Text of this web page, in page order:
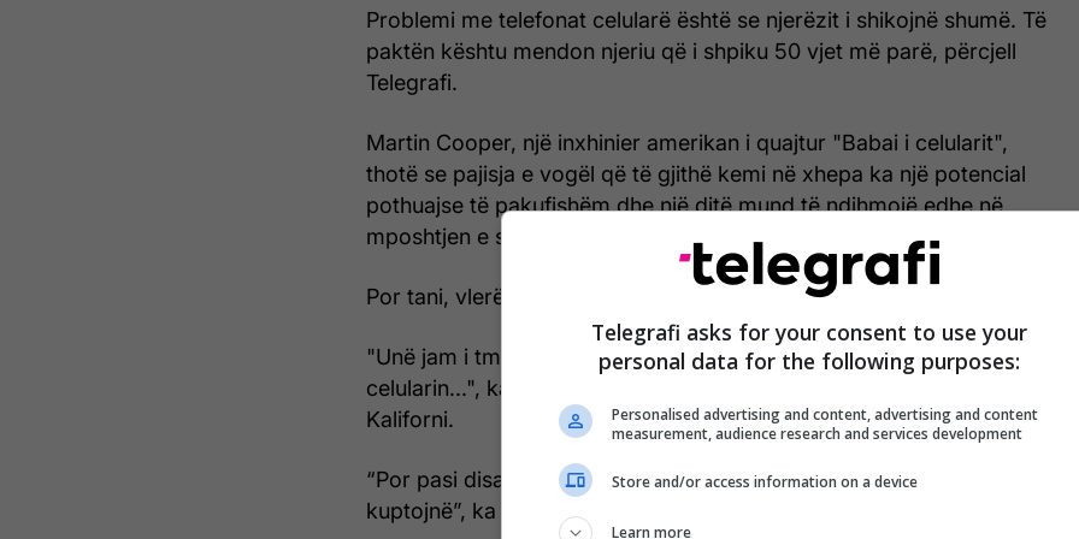
Problemi me telefonat celularë është se njerëzit i shikojnë shumë. Të
paktën kështu mendon njeriu që i shpiku 50 vjet më parë, përcjell
Telegrafi.
Martin Cooper, një inxhinier amerikan i quajtur "Babai i celularit",
thotë se pajisja e vogël që të gjithë kemi në xhepa ka një potencial
pothuajse të pakufishëm dhe një ditë mund të ndihmojë edhe në
mposhtjen e sëmundjeve.
Por tani, vlerëson ai, mund të jemi “paksa tepër të fiksuar”.
"Unë jam i tmerruar kur shoh dikë që kalon rrugën dhe shikon
celularin...", ka thënë 94-vjeçari për AFP nga zyra e tij në Del Mar,
Kaliforni.
“Por pasi disa njerëz të goditen nga ndonjë makinë, ata do ta
kuptojnë”, ka thënë ai me shaka.
Telegrafi asks for your consent to use your
personal data for the following purposes:
Personalised advertising and content, advertising and content
measurement, audience research and services development
Store and/or access information on a device
Learn more